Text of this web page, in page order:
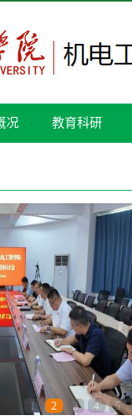
况 教育科研
1 2 3 4 5